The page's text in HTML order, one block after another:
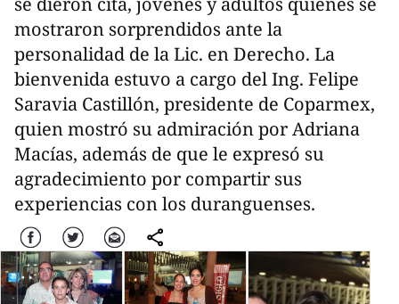
mostraron sorprendidos ante la
personalidad de la Lic. en Derecho. La
bienvenida estuvo a cargo del Ing. Felipe
Saravia Castillón, presidente de Coparmex,
quien mostró su admiración por Adriana
Macías, además de que le expresó su
agradecimiento por compartir sus
experiencias con los duranguenses.
Facebook Twitter Correo comparte